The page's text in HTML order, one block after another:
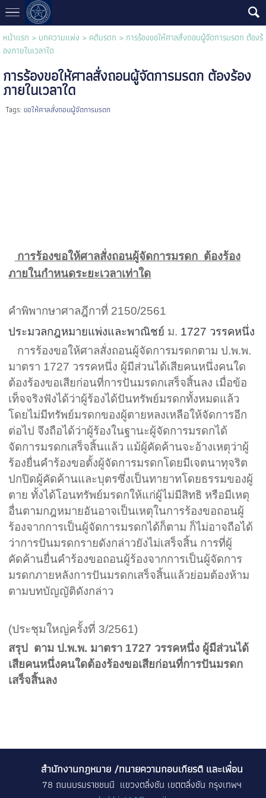
หน้าแรก > บทความแพ่ง >คดีมรดก > การร้องขอให้ศาลสั่งถอนผู้จัดการมรดก ต้องร้
องภายในเวลาใด
การร้องขอให้ศาลสั่งถอนผู้จัดการมรดก ต้องร้อง
ภายในเวลาใด
Tags: ขอให้ศาลสั่งถอนผู้จัดการมรดก
การร้องขอให้ศาลสั่งถอนผู้จัดการมรดก ต้องร้อง
ภายในกำหนดระยะเวลาเท่าใด
คำพิพากษาศาลฎีกาที่ 2150/2561
ประมวลกฎหมายแพ่งและพาณิชย์ ม. 1727 วรรคหนึ่ง
การร้องขอให้ศาลสั่งถอนผู้จัดการมรดกตาม ป.พ.พ.
มาตรา 1727 วรรคหนึ่ง ผู้มีส่วนได้เสียคนหนึ่งคนใด
ต้องร้องขอเสียก่อนที่การปันมรดกเสร็จสิ้นลง เมื่อข้อ
เท็จจริงฟังได้ว่าผู้ร้องได้ปันทรัพย์มรดกทั้งหมดแล้ว
โดยไม่มีทรัพย์มรดกของผู้ตายหลงเหลือให้จัดการอีก
ต่อไป จึงถือได้ว่าผู้ร้องในฐานะผู้จัดการมรดกได้
จัดการมรดกเสร็จสิ้นแล้ว แม้ผู้คัดค้านจะอ้างเหตุว่าผู้
ร้องยื่นคำร้องขอตั้งผู้จัดการมรดกโดยมีเจตนาทุจริต
ปกปิดผู้คัดค้านและบุตรซึ่งเป็นทายาทโดยธรรมของผู้
ตาย ทั้งได้โอนทรัพย์มรดกให้แก่ผู้ไม่มีสิทธิ หรือมีเหตุ
อื่นตามกฎหมายอันอาจเป็นเหตุในการร้องขอถอนผู้
ร้องจากการเป็นผู้จัดการมรดกได้ก็ตาม ก็ไม่อาจถือได้
ว่าการปันมรดกรายดังกล่าวยังไม่เสร็จสิ้น การที่ผู้
คัดค้านยื่นคำร้องขอถอนผู้ร้องจากการเป็นผู้จัดการ
มรดกภายหลังการปันมรดกเสร็จสิ้นแล้วย่อมต้องห้าม
ตามบทบัญญัติดังกล่าว
(ประชุมใหญ่ครั้งที่ 3/2561)
สรุป ตาม ป.พ.พ. มาตรา 1727 วรรคหนึ่ง ผู้มีส่วนได้
เสียคนหนึ่งคนใดต้องร้องขอเสียก่อนที่การปันมรดก
เสร็จสิ้นลง
สำนักงานกฎหมาย /ทนายความกอบเกียรติ และเพื่อน
78 ถนนบรมราชชนนี แขวงตลิ่งชัน เขตตลิ่งชัน กรุงเทพฯ